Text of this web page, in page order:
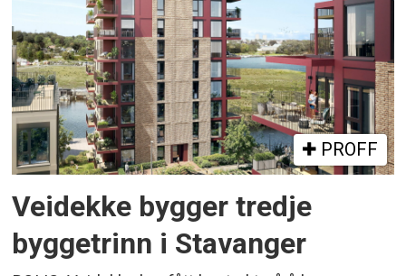
PROFF
Veidekke bygger tredje
byggetrinn i Stavanger